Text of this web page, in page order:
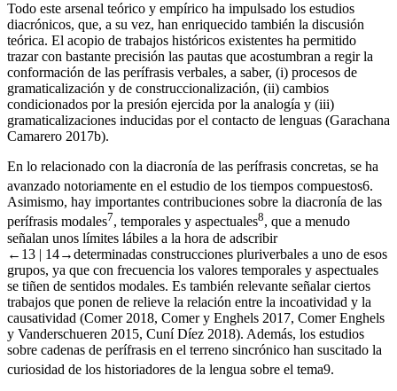
Todo este arsenal teórico y empírico ha impulsado los estudios
diacrónicos, que, a su vez, han enriquecido también la discusión
teórica. El acopio de trabajos históricos existentes ha permitido
trazar con bastante precisión las pautas que acostumbran a regir la
conformación de las perífrasis verbales, a saber, (i) procesos de
gramaticalización y de construccionalización, (ii) cambios
condicionados por la presión ejercida por la analogía y (iii)
gramaticalizaciones inducidas por el contacto de lenguas (Garachana
Camarero 2017b).
En lo relacionado con la diacronía de las perífrasis concretas, se ha
avanzado notoriamente en el estudio de los tiempos compuestos6.
Asimismo, hay importantes contribuciones sobre la diacronía de las
perífrasis modales7, temporales y aspectuales8, que a menudo
señalan unos límites lábiles a la hora de adscribir
←13 | 14→determinadas construcciones pluriverbales a uno de esos
grupos, ya que con frecuencia los valores temporales y aspectuales
se tiñen de sentidos modales. Es también relevante señalar ciertos
trabajos que ponen de relieve la relación entre la incoatividad y la
causatividad (Comer 2018, Comer y Enghels 2017, Comer Enghels
y Vanderschueren 2015, Cuní Díez 2018). Además, los estudios
sobre cadenas de perífrasis en el terreno sincrónico han suscitado la
curiosidad de los historiadores de la lengua sobre el tema9.